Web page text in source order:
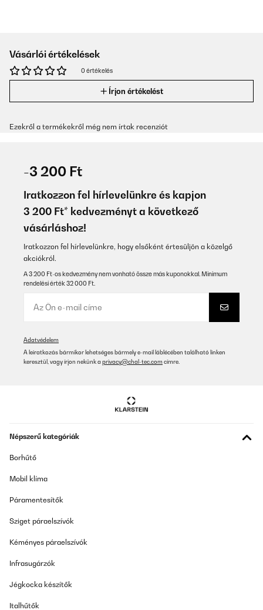
Vásárlói értékelések
0 értékelés
Írjon értékelést
Ezekről a termékekről még nem írtak recenziót
-3 200 Ft
Iratkozzon fel hírlevelünkre és kapjon
3 200 Ft* kedvezményt a következő
vásárláshoz!
Iratkozzon fel hírlevelünkre, hogy elsőként értesüljön a közelgő
akciókról.
A 3 200 Ft-os kedvezmény nem vonható össze más kuponokkal. Minimum
rendelési érték 32 000 Ft.
Adatvédelem
A leiratkozás bármikor lehetséges bármely e-mail láblécében található linken
keresztül, vagy írjon nekünk a privacy@chal-tec.com címre.
Népszerű kategóriák
Borhűtő
Mobil klíma
Páramentesítők
Sziget páraelszívók
Kéményes páraelszívók
Infrasugárzók
Jégkocka készítők
Italhűtők